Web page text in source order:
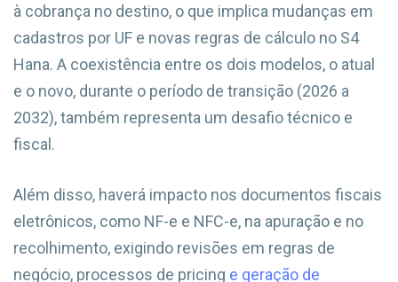
à cobrança no destino, o que implica mudanças em
cadastros por UF e novas regras de cálculo no S4
Hana. A coexistência entre os dois modelos, o atual
e o novo, durante o período de transição (2026 a
2032), também representa um desafio técnico e
fiscal.
Além disso, haverá impacto nos documentos fiscais
eletrônicos, como NF-e e NFC-e, na apuração e no
recolhimento, exigindo revisões em regras de
negócio, processos de pricing e geração de